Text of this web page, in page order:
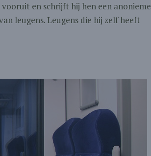
en schrijft hij hen een anonieme
leugens. Leugens die hij zelf heeft